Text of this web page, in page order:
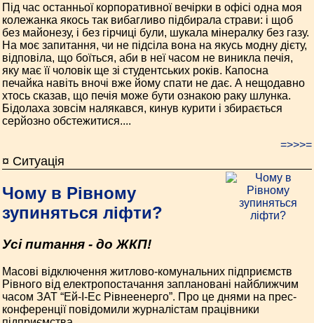
Під час останньої корпоративної вечірки в офісі одна моя
колежанка якось так вибагливо підбирала страви: і щоб
без майонезу, і без гірчиці були, шукала мінералку без газу.
На моє запитання, чи не підсіла вона на якусь модну дієту,
відповіла, що боїться, аби в неї часом не виникла печія,
яку має її чоловік ще зі студентських років. Капосна
печайка навіть вночі вже йому спати не дає. А нещодавно
хтось сказав, що печія може бути ознакою раку шлунка.
Бідолаха зовсім налякався, кинув курити і збирається
серйозно обстежитися....
=>>>=
¤ Ситуація
Чому в Рівному
зупиняться ліфти?
Усі питання - до ЖКП!
Масові відключення житлово-комунальних підприємств
Рівного від електропостачання заплановані найближчим
часом ЗАТ “Ей-І-Ес Рівнеенерго”. Про це днями на прес-
конференції повідомили журналістам працівники